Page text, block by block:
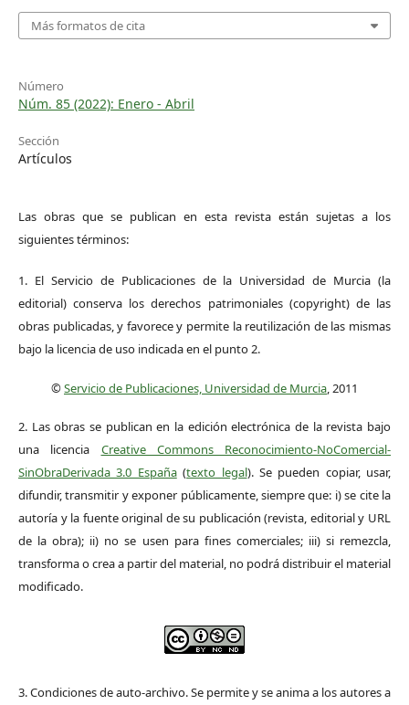
Más formatos de cita
Número
Núm. 85 (2022): Enero - Abril
Sección
Artículos
Las obras que se publican en esta revista están sujetas a los
siguientes términos:
1. El Servicio de Publicaciones de la Universidad de Murcia (la
editorial) conserva los derechos patrimoniales (copyright) de las
obras publicadas, y favorece y permite la reutilización de las mismas
bajo la licencia de uso indicada en el punto 2.
©Servicio de Publicaciones, Universidad de Murcia, 2011
2. Las obras se publican en la edición electrónica de la revista bajo
una licencia Creative Commons Reconocimiento-NoComercial-
SinObraDerivada 3.0 España(texto legal). Se pueden copiar, usar,
difundir, transmitir y exponer públicamente, siempre que: i) se cite la
autoría y la fuente original de su publicación (revista, editorial y URL
de la obra); ii) no se usen para fines comerciales; iii) si remezcla,
transforma o crea a partir del material, no podrá distribuir el material
modificado.
3. Condiciones de auto-archivo. Se permite y se anima a los autores a